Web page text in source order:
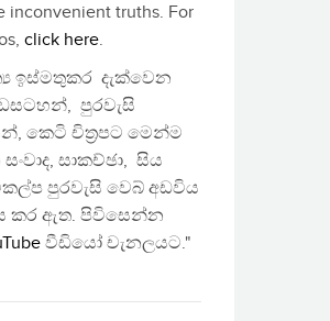
inconvenient truths. For
click here.
ඉස්මතුකර දැක්වෙන
පුරවැසි
කෙටි චිත්‍රපට මෙන්ම
සාකච්ඡා, සිය
පුරවැසි වෙබ් අඩවිය
කර ඇත. පිවිසෙන්න
වීඩියෝ චැනලයට."